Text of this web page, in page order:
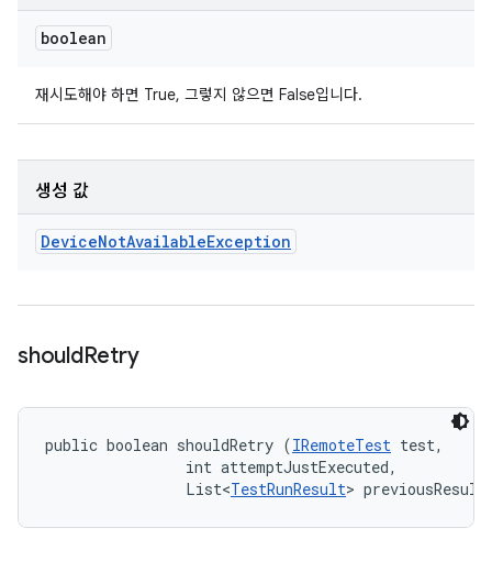
boolean
재시도해야 하면 True, 그렇지 않으면 False입니다.
생성 값
DeviceNotAvailableException
shouldRetry
public boolean shouldRetry (IRemoteTest test,
                int attemptJustExecuted,
                List<
TestRunResult>